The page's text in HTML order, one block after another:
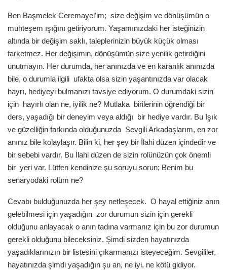
Ben Başmelek Ceremayel’im; size değişim ve dönüşümün o
muhteşem ışığını getiriyorum. Yaşamınızdaki her isteğinizin
altında bir değişim saklı, taleplerinizin büyük küçük olması
farketmez. Her değişimin, dönüşümün size yenilik getirdiğini
unutmayın. Her durumda, her anınızda ve en karanlık anınızda
bile, o durumla ilgili ufakta olsa sizin yaşantınızda var olacak
hayrı, hediyeyi bulmanızı tavsiye ediyorum. O durumdaki sizin
için hayırlı olan ne, iyilik ne? Mutlaka birilerinin öğrendiği bir
ders, yaşadığı bir deneyim veya aldığı bir hediye vardır. Bu Işık
ve güzelliğin farkında olduğunuzda Sevgili Arkadaşlarım, en zor
anınız bile kolaylaşır. Bilin ki, her şey bir İlahi düzen içindedir ve
bir sebebi vardır. Bu İlahi düzen de sizin rolünüzün çok önemli
bir yeri var. Lütfen kendinize şu soruyu sorun; Benim bu
senaryodaki rolüm ne?
Cevabı bulduğunuzda her şey netleşecek. O hayal ettiğiniz anın
gelebilmesi için yaşadığın zor durumun sizin için gerekli
olduğunu anlayacak o anın tadına varmanız için bu zor durumun
gerekli olduğunu bileceksiniz. Şimdi sizden hayatınızda
yaşadıklarınızın bir listesini çıkarmanızı isteyeceğim. Sevgililer,
hayatınızda şimdi yaşadığın şu an, ne iyi, ne kötü gidiyor.